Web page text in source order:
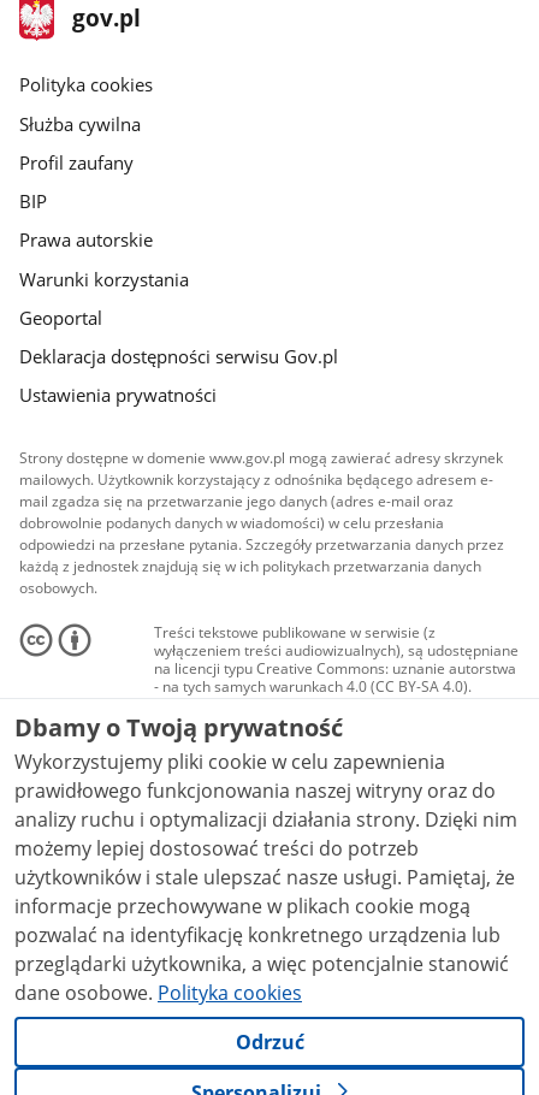
stopka
gov.pl
Strona
gov.pl
gov.pl
Polityka cookies
Służba cywilna
Profil zaufany
BIP
Prawa autorskie
Warunki korzystania
Geoportal
Deklaracja dostępności serwisu Gov.pl
Ustawienia prywatności
Strony dostępne w domenie www.gov.pl mogą zawierać adresy skrzynek
mailowych. Użytkownik korzystający z odnośnika będącego adresem e-
mail zgadza się na przetwarzanie jego danych (adres e-mail oraz
dobrowolnie podanych danych w wiadomości) w celu przesłania
odpowiedzi na przesłane pytania. Szczegóły przetwarzania danych przez
każdą z jednostek znajdują się w ich politykach przetwarzania danych
osobowych.
Treści tekstowe publikowane w serwisie (z
wyłączeniem treści audiowizualnych), są udostępniane
na licencji typu Creative Commons: uznanie autorstwa
- na tych samych warunkach 4.0 (CC BY-SA 4.0).
Materiały audiowizualne, w tym zdjęcia, materiały
audio i wideo, są udostępniane na licencji typu
Creative Commons: uznanie autorstwa użycie
niekomercyjne - bez utworów zależnych 4.0 (CC BY-
NC-ND 4.0), o ile nie jest to stwierdzone inaczej.
Dbamy o Twoją prywatność
Wykorzystujemy pliki cookie w celu zapewnienia
prawidłowego funkcjonowania naszej witryny oraz do
analizy ruchu i optymalizacji działania strony. Dzięki nim
możemy lepiej dostosować treści do potrzeb
użytkowników i stale ulepszać nasze usługi. Pamiętaj, że
informacje przechowywane w plikach cookie mogą
pozwalać na identyfikację konkretnego urządzenia lub
przeglądarki użytkownika, a więc potencjalnie stanowić
dane osobowe. Polityka cookies
Odrzuć